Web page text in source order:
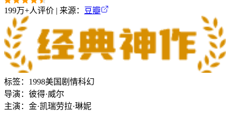
199万+人评价 | 来源： 豆瓣
标签： 1998美国 剧情科幻
导演： 彼得·威尔
主演： 金·凯瑞劳拉·琳妮